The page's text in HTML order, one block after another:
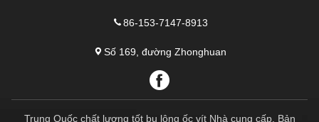
86-153-7147-8913
Số 169, đường Zhonghuan
Trung Quốc chất lượng tốt bu lông ốc vít Nhà cung cấp. Bản